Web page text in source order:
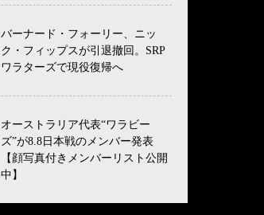
バーナード・フォーリー、ニッ
ク・フィップスが引退撤回。SRP
ワラターズで現役復帰へ
オーストラリア代表“ワラビー
ズ”が8.8日本戦のメンバー発表
【顔写真付きメンバーリスト公開
中】